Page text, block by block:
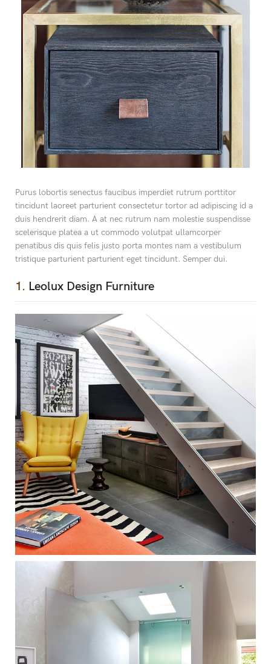
Purus lobortis senectus faucibus imperdiet rutrum porttitor
tincidunt laoreet parturient consectetur tortor ad adipiscing id a
duis hendrerit diam. A at nec rutrum nam molestie suspendisse
scelerisque platea a ut commodo volutpat ullamcorper
penatibus dis quis felis justo porta montes nam a vestibulum
tristique parturient parturient eget tincidunt. Semper dui.
1. Leolux Design Furniture